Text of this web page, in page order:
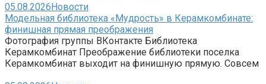
05.08.2026Новости
Модельная библиотека «Мудрость» в Керамкомбинате:
финишная прямая преображения
Фотография группы ВКонтакте Библиотека
Керамкомбинат Преображение библиотеки поселка
Керамкомбинат выходит на финишную прямую. Совсем